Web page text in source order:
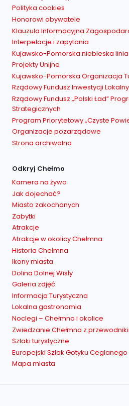
Polityka cookies
Honorowi obywatele
Klauzula Informacyjna
Interpelacje i zapytania
Kujawsko-Pomorska niebieska linia
Projekty Unijne
Kujawsko-Pomorska Organizacja
Rządowy Fundusz Inwestycji
Rządowy Fundusz „Polski Ład”
Strategicznych
Program Priorytetowy „Czyste
Organizacje pozarządowe
Strona archiwalna
Odkryj Chełmo
Kamera na żywo
Jak dojechać?
Miasto zakochanych
Zabytki
Atrakcje
Atrakcje w okolicy Chełmna
Historia Chełmna
Ikony miasta
Dolina Dolnej Wisły
Galeria zdjęć
Informacja Turystyczna
Lokalna gastronomia
Noclegi – Chełmno i okolice
Zwiedzanie Chełmna z
Szlaki turystyczne
Europejski Szlak Gotyku Ceglanego
Mapa miasta